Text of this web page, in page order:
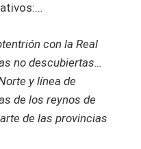
con la Real
no descubiertas…
y línea de
de los reynos de
de las provincias